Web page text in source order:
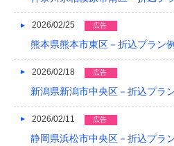
2021/09
2021/06
2021/05
2026/02/25 広告
熊本県熊本市東区－折込プラン
2026/02/18 広告
新潟県新潟市中央区－折込プラ
2026/02/11 広告
静岡県浜松市中央区－折込プラ